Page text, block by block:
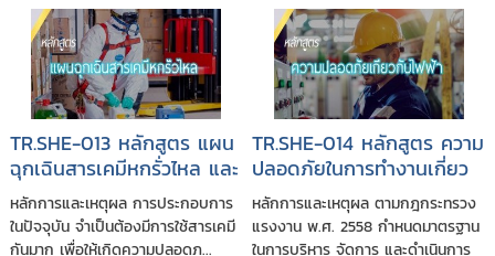
TR.SHE-013 หลักสูตร แผน
ฉุกเฉินสารเคมีหกรั่วไหล และ
การตอบโต้เหตุสารเคมีรั่วไหล
หลักการและเหตุผล การประกอบการ
ในปัจจุบัน จำเป็นต้องมีการใช้สารเคมี
กันมาก เพื่อให้เกิดความปลอดภ...
TR.SHE-014 หลักสูตร ความ
ปลอดภัยในการทำงานเกี่ยว
กับไฟฟ้าสำหรับลูกจ้างซึ่ง
ปฏิบัติงานเกี่ยวกับไฟฟ้า
หลักการและเหตุผล ตามกฎกระทรวง
แรงงาน พ.ศ. 2558 กำหนดมาตรฐาน
ในการบริหาร จัดการ และดำเนินการ